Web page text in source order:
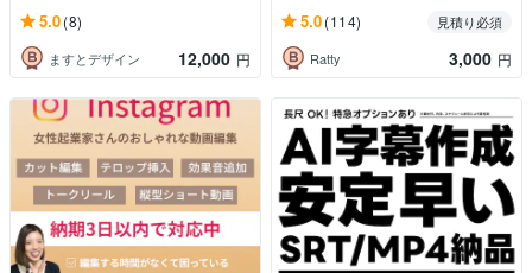
5.0(8)
ますとデザイン 12,000 円
5.0(114)
見積り必須
Ratty
3,000 円